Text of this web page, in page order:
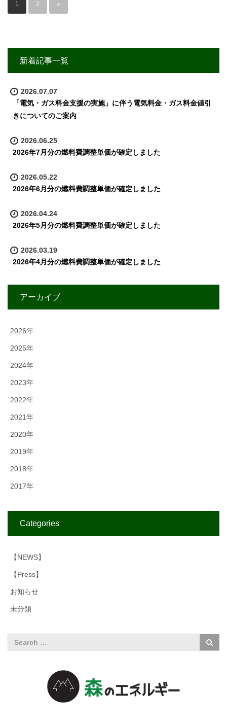
1 2 »
新着記事一覧
2026.07.07
「電気・ガス料金支援の実施」に伴う電気料金・ガス料金値引
きについてのご案内
2026.06.25
2026年7月分の燃料費調整単価が確定しました
2026.05.22
2026年6月分の燃料費調整単価が確定しました
2026.04.24
2026年5月分の燃料費調整単価が確定しました
2026.03.19
2026年4月分の燃料費調整単価が確定しました
アーカイブ
2026年
2025年
2024年
2023年
2022年
2021年
2020年
2019年
2018年
2017年
Categories
【NEWS】
【Press】
お知らせ
未分類